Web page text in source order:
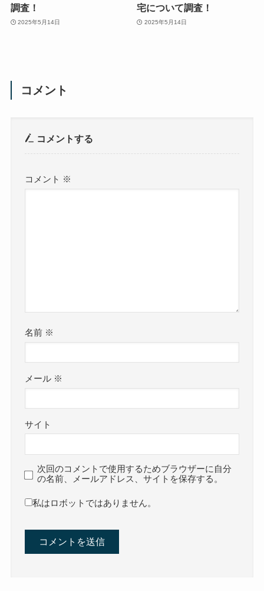
調査！
2025年5月14日
宅について調査！
2025年5月14日
コメント
コメントする
コメント ※
名前 ※
メール ※
サイト
次回のコメントで使用するためブラウザーに自分
の名前、メールアドレス、サイトを保存する。
私はロボットではありません。